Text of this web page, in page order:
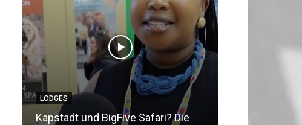
LODGES
Kapstadt und BigFive Safari? Die